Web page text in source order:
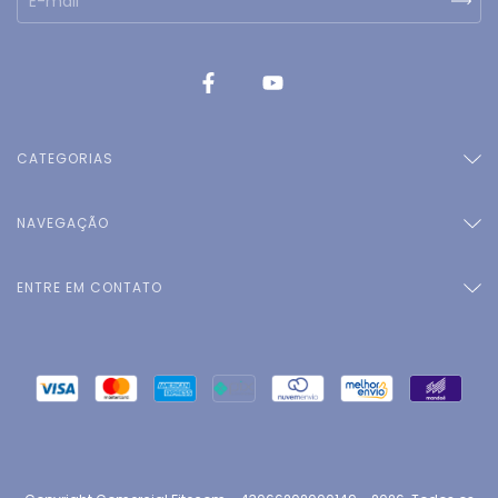
CATEGORIAS
NAVEGAÇÃO
ENTRE EM CONTATO